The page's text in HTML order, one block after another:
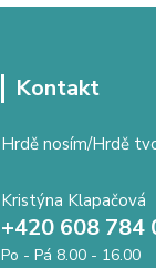
Kontakt
Hrdě nosím/Hrdě
Kristýna Klapačová
+420 608 784
Po - Pá 8.00 - 16.00